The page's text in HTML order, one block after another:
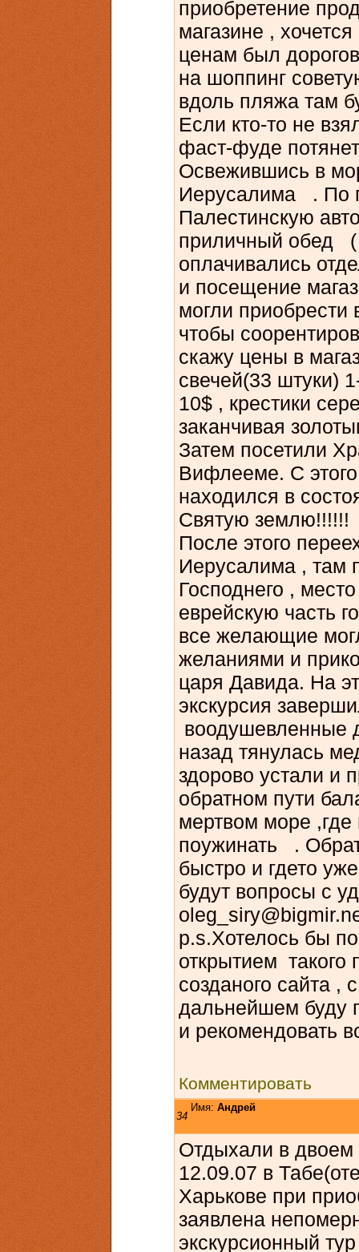
приобретение
магазине ,
ценам был
на шоппинг
вдоль пляжа там
Если кто-то не
фаст-фуде
Освежившись в
Иерусалима . По
Палестинскую
приличный обед (
оплачивались
и посещение
могли
чтобы
скажу цены в
свечей(33 штуки)
10$ , крестики
заканчивая
Затем посетили
Вифлееме. С
находился в
Святую землю!!!!!!
После этого
Иерусалима , там
Господнего ,
еврейскую часть
все желающие
желаниями и
царя Давида. На
экскурсия
воодушевленные
назад тянулась
здорово устали и
обратном пути
мертвом море
поужинать .
быстро и гдето
будут вопросы с
о
p.s.Хотелось бы
открытием
созданого сайта ,
дальнейшем буду
и рекомендовать
Комментировать
34
Имя: Андрей
Отдыхали в двоем
12.09.07 в
Харькове при
заявлена
экскурсионный